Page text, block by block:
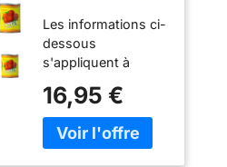
5)
Les informations ci-
dessous
s'appliquent à
pack Idéaux pour
les salades de
fruits, les glaces à la
16,95 €